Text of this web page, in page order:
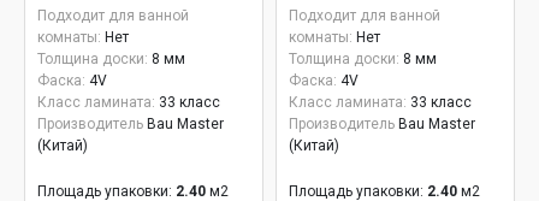
Подходит для ванной
комнаты: Нет
Толщина доски: 8 мм
Фаска: 4V
Класс ламината: 33 класс
Производитель Bau Master
(Китай)
Площадь упаковки: 2.40 м2
Подходит для ванной
комнаты: Нет
Толщина доски: 8 мм
Фаска: 4V
Класс ламината: 33 класс
Производитель Bau Master
(Китай)
Площадь упаковки: 2.40 м2